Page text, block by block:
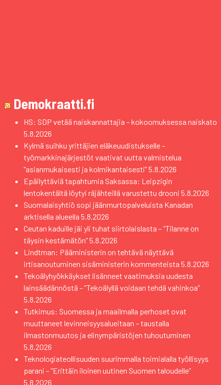
Demokraatti.fi
HS: SDP vetää naiskannattajia – kokoomuksessa naiskato
5.8.2026
Kylmä suihku yrittäjien eläkeuudistukselle –
työmarkkinajärjestöt vaativat uutta valmistelua
”asianmukaisesti ja kolmikantaisesti”5.8.2026
Epäilyttäviä tapahtumia Saksassa: Leipzigin
lentokentältä löytyi räjähteillä varustettu drooni 5.8.2026
Suomalaisyhtiö sopi jäänmurtopalveluista Kanadan
arktisella alueella 5.8.2026
Ceutan kaduille jäi yli tuhat siirtolaislasta – ”Tilanne on
täysin kestämätön”5.8.2026
Lindtman: Pääministerin on tehtävä näyttävä
irtisanoutuminen sisäministerin kommenteista 5.8.2026
Tekoälyhyökkäykset lisänneet vaatimuksia uudesta
lainsäädännöstä – ”Tekoälyllä voidaan tehdä vahinkoa”
5.8.2026
Tutkimus: Suomessa ja maailmalla perhoset ovat
muuttaneet levinneisyysalueitaan – taustalla
ilmastonmuutos ja elinympäristöjen tuhoutuminen
5.8.2026
Teknologiateollisuuden suurimmalla toimialalla työllisyys
parani – ”Erittäin iloinen uutinen Suomen taloudelle”
5.8.2026